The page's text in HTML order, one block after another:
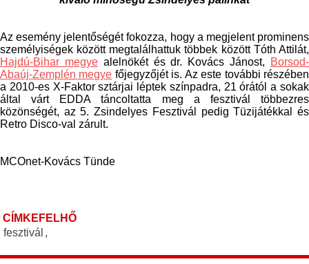
Az esemény jelentőségét fokozza, hogy a megjelent prominens
személyiségek között megtalálhattuk többek között Tóth Attilát,
Hajdú-Bihar megyealelnökét és dr. Kovács Jánost,
Borsod-
Abaúj-Zemplén megye főjegyzőjét is. Az este további részében
a 2010-es X-Faktor sztárjai léptek színpadra, 21 órától a sokak
által várt EDDA táncoltatta meg a fesztivál többezres
közönségét, az 5. Zsindelyes Fesztivál pedig Tüzijátékkal és
Retro Disco-val zárult.
MCOnet-Kovács Tünde
CÍMKEFELHŐ
fesztivál ,